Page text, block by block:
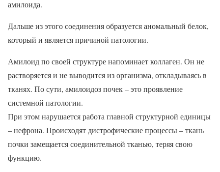
амилоида.
Дальше из этого соединения образуется аномальный белок,
который и является причиной патологии.
Амилоид по своей структуре напоминает коллаген. Он не
растворяется и не выводится из организма, откладываясь в
тканях. По сути, амилоидоз почек – это проявление
системной патологии.
При этом нарушается работа главной структурной единицы
– нефрона. Происходят дистрофические процессы – ткань
почки замещается соединительной тканью, теряя свою
функцию.